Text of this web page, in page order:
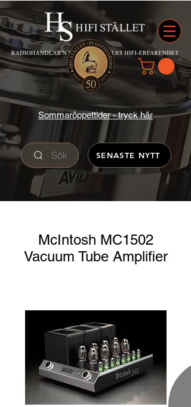
Sommaröppettider - tryck här
Sök SENASTE NYTT
McIntosh MC1502
Vacuum Tube Amplifier